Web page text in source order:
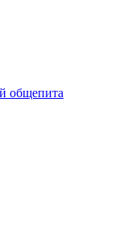
общепита